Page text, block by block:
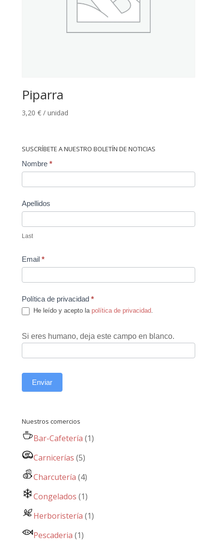
Piparra
3,20 € / unidad
SUSCRÍBETE A NUESTRO BOLETÍN DE NOTICIAS
Contact
Nombre *
Apellidos
Last
Email *
Política de privacidad *
He leído y acepto la política de privacidad
Si eres humano, deja este campo en blanco.
Enviar
Nuestros comercios
Bar-Cafetería (1)
Carnicerías (5)
Charcutería (4)
Congelados (1)
Herboristería (1)
Pescaderia (1)